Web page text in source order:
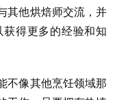
其他烘焙师交流，并
得更多的经验和知
不像其他烹饪领域那